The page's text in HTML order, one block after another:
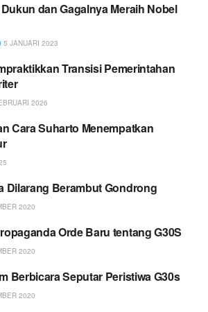
dan Gagalnya Meraih Nobel
5 JANUARI 2023
Transisi Pemerintahan
2026
Cara Suharto Menempatkan
Dilarang Berambut Gondrong
2020
Orde Baru tentang G30S
2020
Berbicara Seputar Peristiwa G30s
2020